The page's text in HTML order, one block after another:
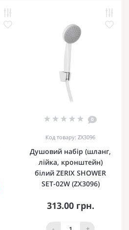
0
Код товару: ZX3096
Душовий набір (шланг,
лійка, кронштейн)
білий ZERIX SHOWER
SET-02W (ZX3096)
313.00 грн.